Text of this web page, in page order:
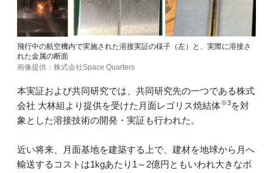
飛行中の航空機内で実施された溶接実証の様子（左）と、実際に溶接さ
れた金属の断面
画像提供：株式会社Space Quarters
本実証および共同研究では、共同研究先の一つである株式
会社 大林組より提供を受けた月面レゴリス焼結体※3を対
象とした溶接技術の開発・実証も行われた。
近い将来、月面基地を建築する上で、建材を地球から月へ
輸送するコストは1kgあたり1～2億円ともいわれ大きなボ